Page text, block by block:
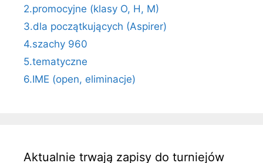
2.promocyjne (klasy O, H, M)
3.dla początkujących (Aspirer)
4.szachy 960
5.tematyczne
6.IME (open, eliminacje)
Aktualnie trwają zapisy do turniejów